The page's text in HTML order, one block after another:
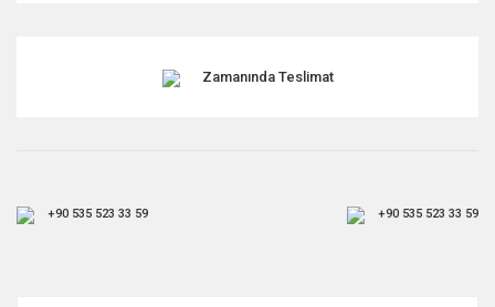
Zamanında Teslimat
+90 535 523 33 59 +90 535 523 33 59